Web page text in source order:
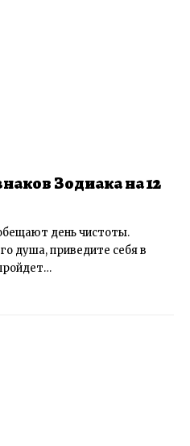
Зодиака на 12
день чистоты.
душа, приведите себя в